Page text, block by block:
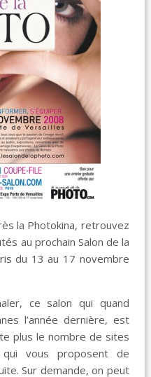
la Photokina, retrouvez
au prochain Salon de la
du 13 au 17 novembre
ce salon qui quand
l’année dernière, est
plus le nombre de sites
vous proposent de
Sur demande, on peut